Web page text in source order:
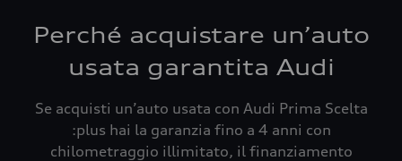
Perché acquistare un’auto
usata garantita Audi
Se acquisti un’auto usata con Audi Prima Scelta
:plus hai la garanzia fino a 4 anni con
chilometraggio illimitato, il finanziamento